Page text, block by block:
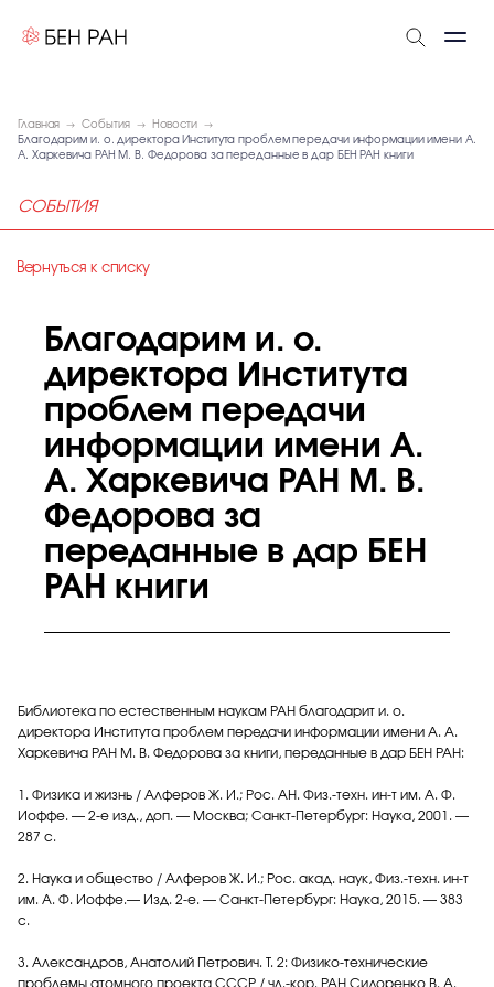
Главная События
Новости
Благодарим и. о. директора Института проблем передачи информации имени А.
А. Харкевича РАН М. В. Федорова за переданные в дар БЕН РАН книги
СОБЫТИЯ
Вернуться к списку
Благодарим и. о.
директора Института
проблем передачи
информации имени А.
А. Харкевича РАН М. В.
Федорова за
переданные в дар БЕН
РАН книги
Библиотека по естественным наукам РАН благодарит и. о.
директора Института проблем передачи информации имени А. А.
Харкевича РАН М. В. Федорова за книги, переданные в дар БЕН РАН:
1. Физика и жизнь / Алферов Ж. И.; Рос. АН. Физ.-техн. ин-т им. А. Ф.
Иоффе. — 2-е изд., доп. — Москва; Санкт-Петербург: Наука, 2001. —
287 с.
2. Наука и общество / Алферов Ж. И.; Рос. акад. наук, Физ.-техн. ин-т
им. А. Ф. Иоффе.— Изд. 2-е. — Санкт-Петербург: Наука, 2015. — 383
с.
3. Александров, Анатолий Петрович. Т. 2: Физико-технические
проблемы атомного проекта СССР / чл.-кор. РАН Сидоренко В. А.